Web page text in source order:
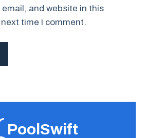
and website in this
time I comment.
PoolSwift